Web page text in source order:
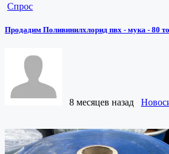
Спрос
Продадим Поливинилхлорид пвх - мука - 80
8 месяцев назад